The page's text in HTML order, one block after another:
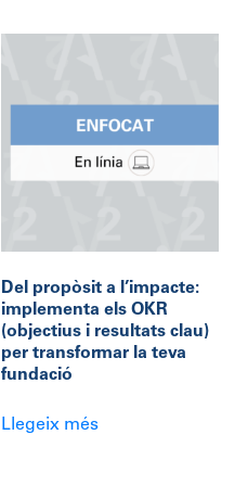
opcions
triar
del
producte
Del propòsit a l’impacte:
implementa els OKR
(objectius i resultats clau)
per transformar la teva
fundació
Llegeix més